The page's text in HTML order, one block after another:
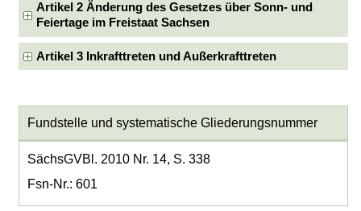
Artikel 2 Änderung des Gesetzes über Sonn- und
Feiertage im Freistaat Sachsen
Artikel 3 Inkrafttreten und Außerkrafttreten
Fundstelle und systematische Gliederungsnummer
SächsGVBl. 2010 Nr. 14, S. 338
Fsn-Nr.: 601